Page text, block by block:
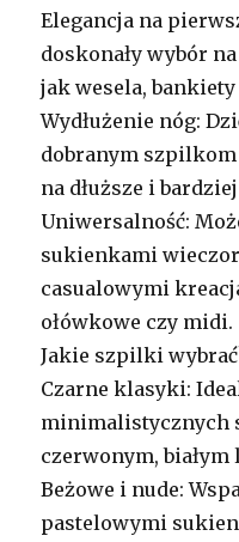
Elegancja na
doskonały wybór
jak wesela,
Wydłużenie nóg:
dobranym szpilkom
na dłuższe i
Uniwersalność:
sukienkami
casualowymi
ołówkowe czy midi.
Jakie szpilki
Czarne klasyki:
minimalistycznych
czerwonym,
Beżowe i nude:
pastelowymi